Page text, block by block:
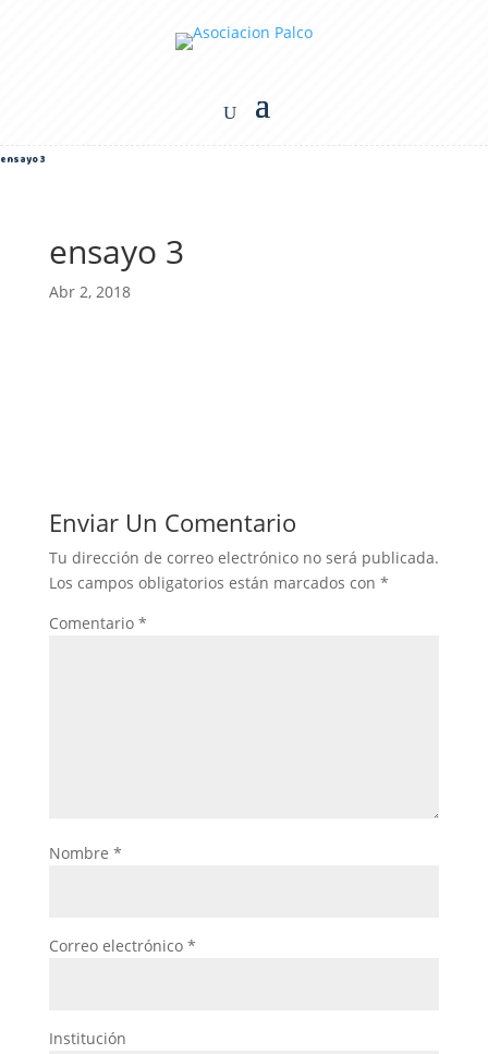
ensayo 3
ensayo 3
Abr 2, 2018
Enviar Un Comentario
Tu dirección de correo electrónico no será publicada.
Los campos obligatorios están marcados con *
Comentario *
Nombre *
Correo electrónico *
Institución